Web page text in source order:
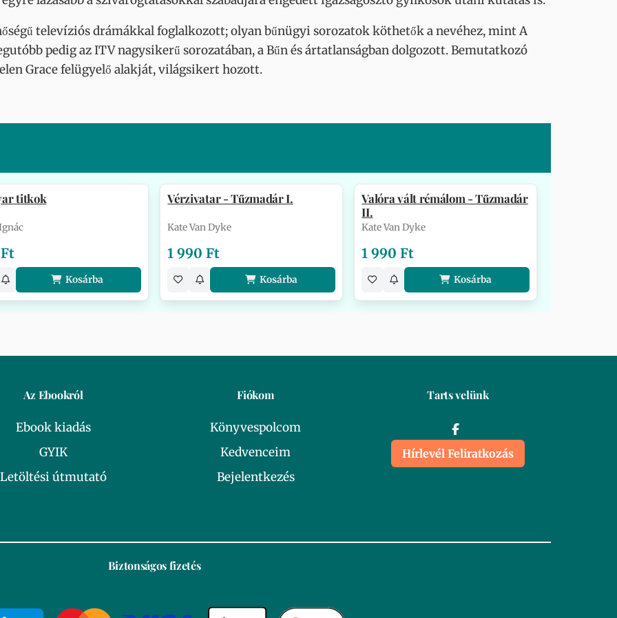
televíziós drámákkal foglalkozott; olyan bűnügyi sorozatok köthetők a nevéhez, mint A
pedig az ITV nagysikerű sorozatában, a Bűn és ártatlanságban dolgozott. Bemutatkozó
Grace felügyelő alakját, világsikert hozott.
titkok
Kosárba
Vérzivatar - Tűzmadár I.
Kate Van Dyke
1 990 Ft
Kosárba
Valóra vált rémálom - Tűzmadár
II.
Kate Van Dyke
1 990 Ft
Kosárba
Az Ebookról
Ebook kiadás
GYIK
Letöltési útmutató
Fiókom
Könyvespolcom
Kedvenceim
Bejelentkezés
Tarts velünk
Hírlevél Feliratkozás
Biztonságos fizetés